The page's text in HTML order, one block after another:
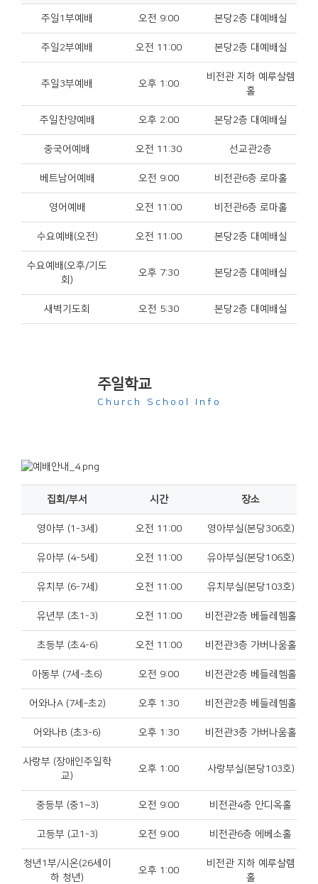
주일1부예배 오전 9:00 본당2층 대예배실
주일2부예배 오전 11:00 본당2층 대예배실
주일3부예배 오후 1:00
비전관 지하 예루살렘
홀
주일찬양예배 오후 2:00 본당2층 대예배실
중국어예배 오전 11:30 선교관2층
베트남어예배 오전 9:00 비전관6층 로마홀
영어예배 오전 11:00 비전관6층 로마홀
수요예배(오전) 오전 11:00 본당2층 대예배실
수요예배(오후/기도
회)
오후 7:30 본당2층 대예배실
새벽기도회 오전 5:30 본당2층 대예배실
주일학교
Church School Info
집회/부서 시간 장소
영아부 (1-3세) 오전 11:00 영아부실(본당306호)
유아부 (4-5세) 오전 11:00 유아부실(본당106호)
유치부 (6-7세) 오전 11:00 유치부실(본당103호)
유년부 (초1-3) 오전 11:00 비전관2층 베들레헴홀
초등부 (초4-6) 오전 11:00 비전관3층 가버나움홀
아동부 (7세-초6) 오전 9:00 비전관2층 베들레헴홀
어와나A (7세–초2) 오후 1:30 비전관2층 베들레헴홀
어와나B (초3-6) 오후 1:30 비전관3층 가버나움홀
사랑부 (장애인주일학
교)
오후 1:00 사랑부실(본당103호)
중등부 (중1~3) 오전 9:00 비전관4층 안디옥홀
고등부 (고1-3) 오전 9:00 비전관6층 에베소홀
청년1부/시온(26세이
하 청년)
오후 1:00
비전관 지하 예루살렘
홀